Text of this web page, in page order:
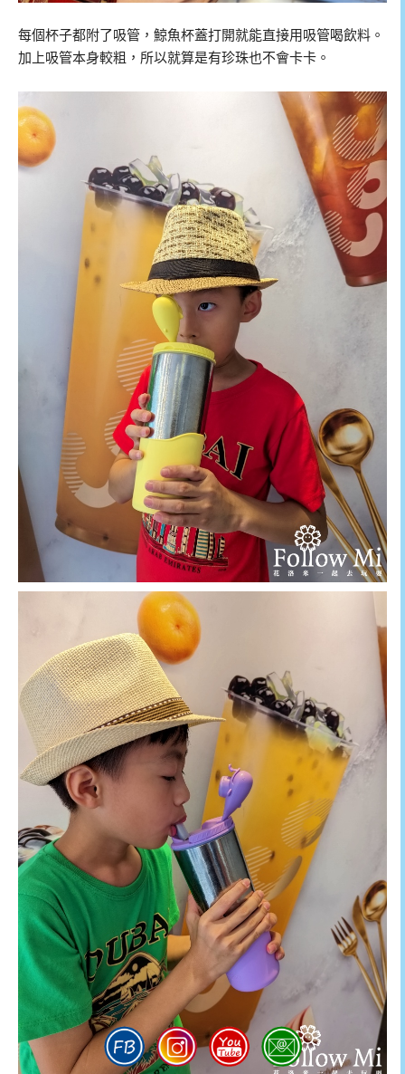
每個杯子都附了吸管，鯨魚杯蓋打開就能直接用吸管喝飲料。
加上吸管本身較粗，所以就算是有珍珠也不會卡卡。